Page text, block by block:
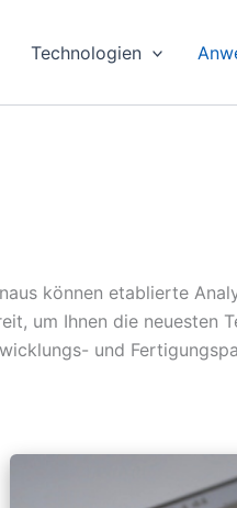
Technologien
können etablierte
um Ihnen die neuesten
und